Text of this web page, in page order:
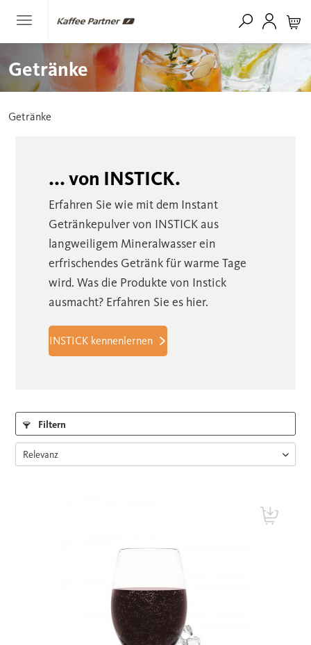
Getränke
Getränke
... von INSTICK.
Erfahren Sie wie mit dem Instant
Getränkepulver von INSTICK aus
langweiligem Mineralwasser ein
erfrischendes Getränk für warme Tage
wird. Was die Produkte von Instick
ausmacht? Erfahren Sie es hier.
INSTICK kennenlernen
Filtern